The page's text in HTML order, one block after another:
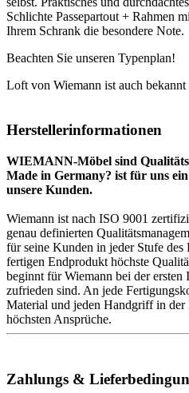
Schlichte Passepartout + Rahmen
Ihrem Schrank die besondere Note.
Beachten Sie unseren Typenplan!
Loft von Wiemann ist auch bekannt
Herstellerinformationen
WIEMANN-Möbel sind
Made in Germany? ist für uns
unsere Kunden.
Wiemann ist nach ISO 9001
genau definierten
für seine Kunden in jeder Stufe des
fertigen Endprodukt höchste
beginnt für Wiemann bei der ersten
zufrieden sind. An jede
Material und jeden Handgriff in
höchsten Ansprüche.
Zahlungs &